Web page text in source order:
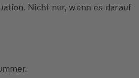
Nicht nur, wenn es darauf